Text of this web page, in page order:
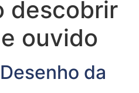
descobrir
ouvido
da